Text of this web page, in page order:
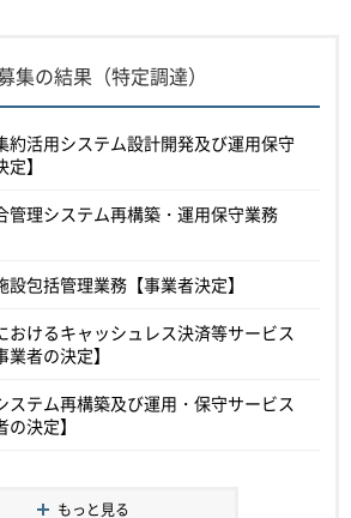
集の結果（特定調達）
約活用システム設計開発及び運用保守
】
管理システム再構築・運用保守業務
包括管理業務【事業者決定】
おけるキャッシュレス決済等サービス
者の決定】
ステム再構築及び運用・保守サービス
決定】
もっと見る